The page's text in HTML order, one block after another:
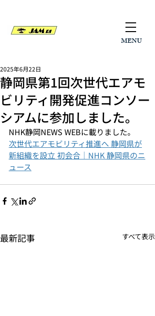
MENU
静岡県第1回次世代エアモ
ビリティ開発促進コンソー
シアムに参加しました。
2025年6月22日
NHK静岡NEWS WEBに載りました。
次世代エアモビリティ推進へ 静岡県が
新組織を設立 初会合｜NHK 静岡県のニ
ュース
最新記事 すべて表示